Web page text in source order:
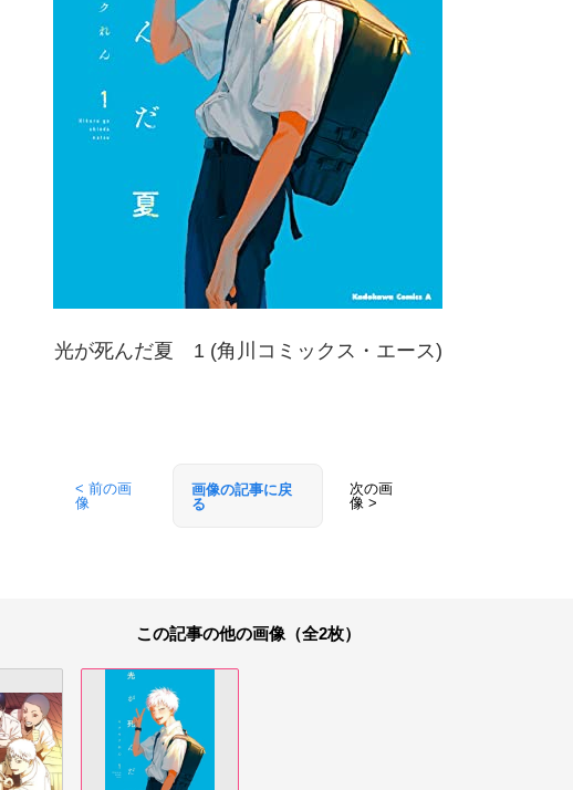
光が死んだ夏 1 (角川コミックス・エース)
< 前の画
像
画像の記事に戻
る
次の画
像 >
この記事の他の画像（全2枚）